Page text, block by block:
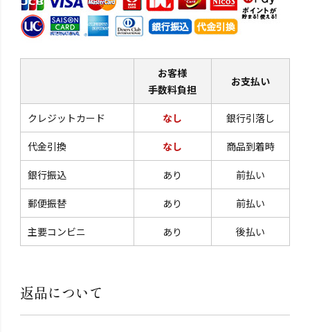
お客様
手数料負担
お支払い
クレジットカード なし 銀行引落し
代金引換 なし 商品到着時
銀行振込 あり 前払い
郵便振替 あり 前払い
主要コンビニ あり 後払い
返品について